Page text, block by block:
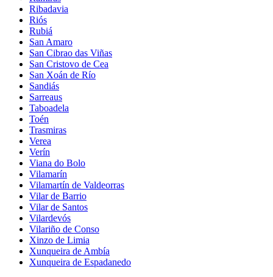
Ribadavia
Riós
Rubiá
San Amaro
San Cibrao das Viñas
San Cristovo de Cea
San Xoán de Río
Sandiás
Sarreaus
Taboadela
Toén
Trasmiras
Verea
Verín
Viana do Bolo
Vilamarín
Vilamartín de Valdeorras
Vilar de Barrio
Vilar de Santos
Vilardevós
Vilariño de Conso
Xinzo de Limia
Xunqueira de Ambía
Xunqueira de Espadanedo